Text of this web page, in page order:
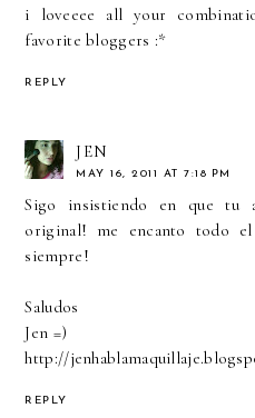
i loveeee all your
favorite bloggers :*
REPLY
JEN
MAY 16, 2011 AT 7:18 PM
Sigo insistiendo en que tu
original! me encanto todo
siempre!
Saludos
Jen =)
http://
REPLY